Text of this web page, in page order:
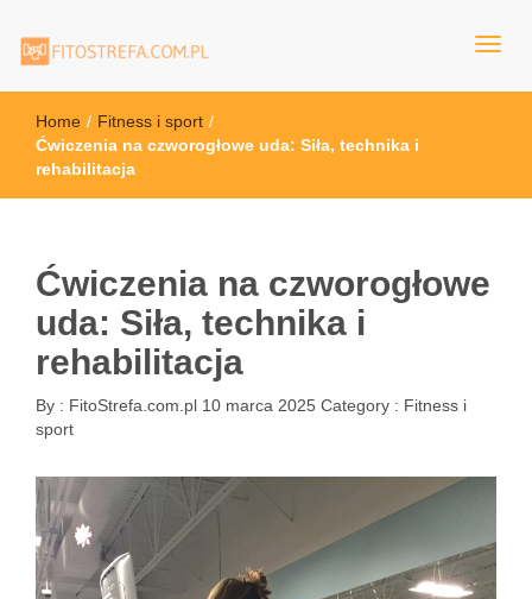
FitoStrefa.com.pl
Home / Fitness i sport /
Ćwiczenia na czworogłowe uda: Siła, technika i
rehabilitacja
Ćwiczenia na czworogłowe
uda: Siła, technika i
rehabilitacja
By : FitoStrefa.com.pl 10 marca 2025 Category : Fitness i
sport